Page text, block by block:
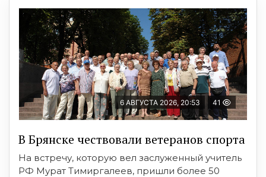
6 АВГУСТА 2026, 20:53 41
В Брянске чествовали ветеранов спорта
На встречу, которую вел заслуженный учитель
РФ Мурат Тимиргалеев, пришли более 50